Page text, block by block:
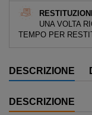
UNA VOLTA
TEMPO PER
DESCRIZIONE
DESCRIZIONE